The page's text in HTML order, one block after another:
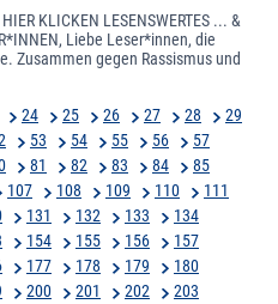
KLICKEN LESENSWERTES ... &
Liebe Leser*innen, die
Zusammen gegen Rassismus und
24 25 26 27 28
29
53 54 55 56
57
81 82 83 84
85
107 108 109 110
111
131 132 133
134
154 155 156
157
177 178 179
180
200 201 202
203